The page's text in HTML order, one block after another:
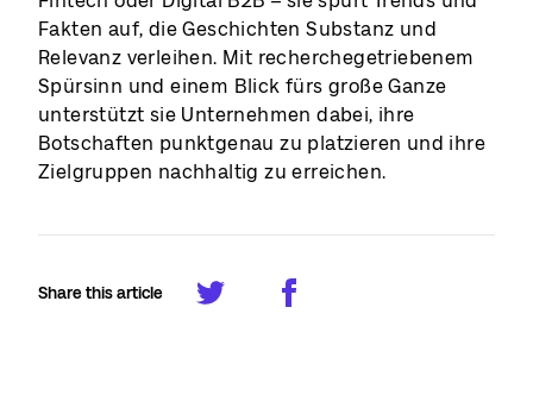
Fakten auf, die Geschichten Substanz und
Relevanz verleihen. Mit recherchegetriebenem
Spürsinn und einem Blick fürs große Ganze
unterstützt sie Unternehmen dabei, ihre
Botschaften punktgenau zu platzieren und ihre
Zielgruppen nachhaltig zu erreichen.
Share this article